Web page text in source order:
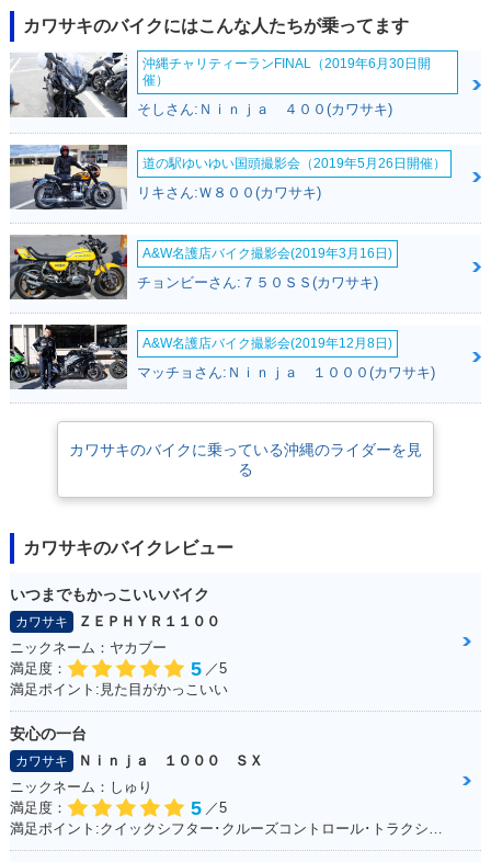
2018年 Z900RS CA
FE・新登場
カワサキのバイクにはこんな人たちが乗ってます
沖縄チャリティーランFINAL（2019年6月30日開
催）
そしさん:Ｎｉｎｊａ ４００(カワサキ)
道の駅ゆいゆい国頭撮影会（2019年5月26日開催）
リキさん:Ｗ８００(カワサキ)
A&W名護店バイク撮影会(2019年3月16日)
チョンビーさん:７５０ＳＳ(カワサキ)
A&W名護店バイク撮影会(2019年12月8日)
マッチョさん:Ｎｉｎｊａ １０００(カワサキ)
カワサキのバイクに乗っている沖縄のライダーを見
る
カワサキのバイクレビュー
いつまでもかっこいいバイク
カワサキ
ＺＥＰＨＹＲ１１００
ニックネーム：ヤカブー
満足度：
5 ／5
満足ポイント:見た目がかっこいい
安心の一台
カワサキ
Ｎｉｎｊａ １０００ ＳＸ
ニックネーム：しゅり
満足度：
5 ／5